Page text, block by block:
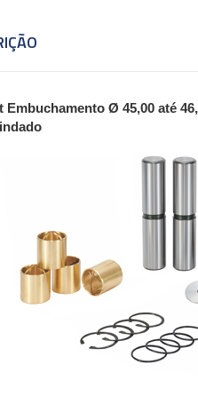
Embuchamento Ø 45,00 até